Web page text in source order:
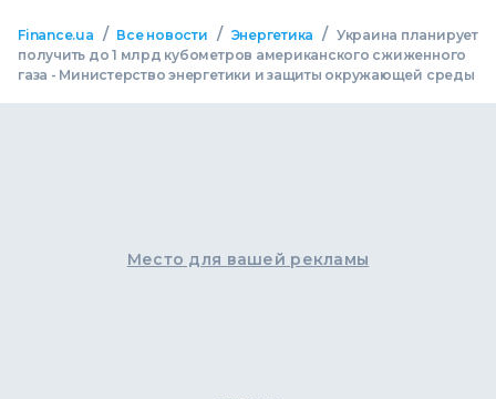
Finance.ua / Все новости / Энергетика / Украина планирует
получить до 1 млрд кубометров американского сжиженного
газа - Министерство энергетики и защиты окружающей среды
Место для вашей рекламы